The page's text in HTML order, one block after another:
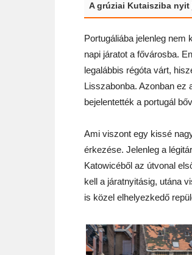
A grúziai Kutaisziba
Portugáliába jelenleg nem
napi járatot a fővárosba.
legalábbis régóta várt,
Lisszabonba. Azonban ez
bejelentették a portugál
Ami viszont egy kissé
érkezése. Jelenleg a
Katowicéből az útvonal
kell a járatnyitásig, utána
is közel elhelyezkedő